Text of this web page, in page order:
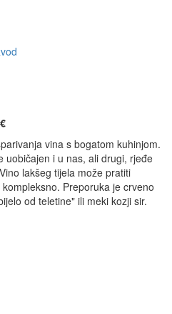
vina s bogatom kuhinjom.
uobičajen i u nas, ali drugi, rjeđe
lakšeg tijela može pratiti
Preporuka je crveno
od teletine" ili meki kozji sir.